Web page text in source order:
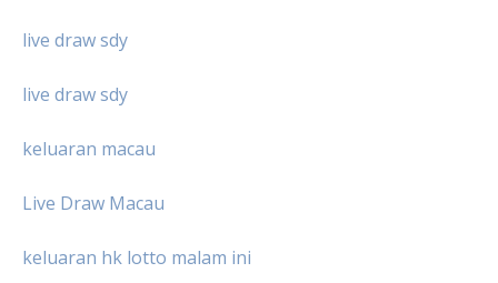
live draw sdy
live draw sdy
keluaran macau
Live Draw Macau
keluaran hk lotto malam ini